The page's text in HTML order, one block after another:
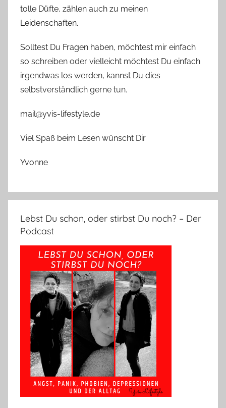
tolle Düfte, zählen auch zu meinen
Leidenschaften.
Solltest Du Fragen haben, möchtest mir einfach
so schreiben oder vielleicht möchtest Du einfach
irgendwas los werden, kannst Du dies
selbstverständlich gerne tun.
mail@yvis-lifestyle.de
Viel Spaß beim Lesen wünscht Dir
Yvonne
Lebst Du schon, oder stirbst Du noch? – Der
Podcast